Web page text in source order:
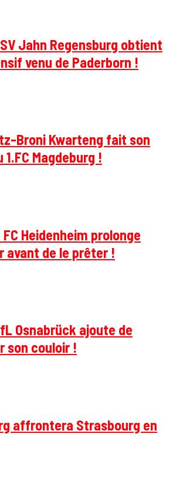
Jahn Regensburg obtient
venu de Paderborn !
Broni Kwarteng fait son
Magdeburg !
FC Heidenheim prolonge
avant de le prêter !
Osnabrück ajoute de
son couloir !
affrontera Strasbourg en